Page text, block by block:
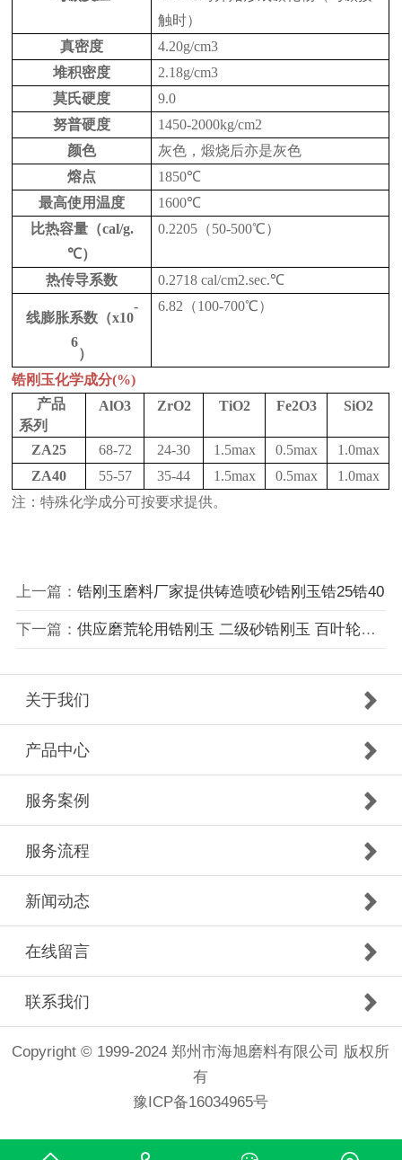
触时）
真密度
4.20g/cm3
堆积密度
2.18g/cm3
莫氏硬度
9.0
努普硬度
1450-2000kg/cm2
颜色
灰色，煅烧后亦是灰色
熔点
1850℃
最高使用温度
1600℃
比热容量（cal/g.
℃）
0.2205（50-500℃）
热传导系数 0.2718 cal/cm2.sec.℃
线膨胀系数（x10
-
6
）
6.82（100-700℃）
锆刚玉化学成分(%)
产品
系列
AlO3 ZrO2 TiO2 Fe2O3 SiO2
ZA25 68-72 24-30 1.5max 0.5max
1.0max
ZA40
55-57 35-44 1.5max 0.5max
1.0max
注：特殊化学成分可按要求提供。
上一篇： 锆刚玉磨料厂家提供铸造喷砂锆刚玉锆25锆40
下一篇： 供应磨荒轮用锆刚玉 二级砂锆刚玉 百叶轮有锆刚玉批发
关于我们
产品中心
服务案例
服务流程
新闻动态
在线留言
联系我们
Copyright © 1999-2024 郑州市海旭磨料有限公司 版权所
有
豫ICP备16034965号